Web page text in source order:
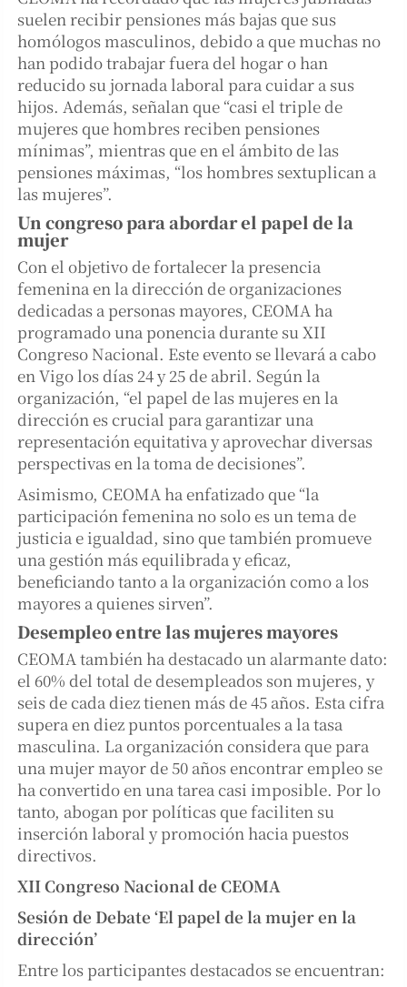
suelen recibir pensiones más bajas que sus
homólogos masculinos, debido a que muchas no
han podido trabajar fuera del hogar o han
reducido su jornada laboral para cuidar a sus
hijos. Además, señalan que “casi el triple de
mujeres que hombres reciben pensiones
mínimas”, mientras que en el ámbito de las
pensiones máximas, “los hombres sextuplican a
las mujeres”.
Un congreso para abordar el papel de la
mujer
Con el objetivo de fortalecer la presencia
femenina en la dirección de organizaciones
dedicadas a personas mayores, CEOMA ha
programado una ponencia durante su XII
Congreso Nacional. Este evento se llevará a cabo
en Vigo los días 24 y 25 de abril. Según la
organización, “el papel de las mujeres en la
dirección es crucial para garantizar una
representación equitativa y aprovechar diversas
perspectivas en la toma de decisiones”.
Asimismo, CEOMA ha enfatizado que “la
participación femenina no solo es un tema de
justicia e igualdad, sino que también promueve
una gestión más equilibrada y eficaz,
beneficiando tanto a la organización como a los
mayores a quienes sirven”.
Desempleo entre las mujeres mayores
CEOMA también ha destacado un alarmante dato:
el 60% del total de desempleados son mujeres, y
seis de cada diez tienen más de 45 años. Esta cifra
supera en diez puntos porcentuales a la tasa
masculina. La organización considera que para
una mujer mayor de 50 años encontrar empleo se
ha convertido en una tarea casi imposible. Por lo
tanto, abogan por políticas que faciliten su
inserción laboral y promoción hacia puestos
directivos.
XII Congreso Nacional de CEOMA
Sesión de Debate ‘El papel de la mujer en la
dirección’
Entre los participantes destacados se encuentran: